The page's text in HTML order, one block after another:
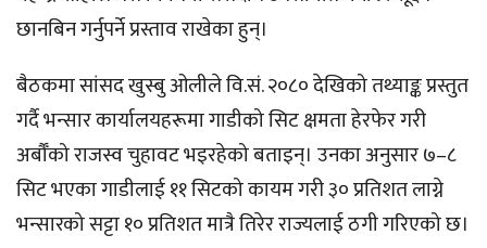
छानबिन गर्नुपर्ने प्रस्ताव राखेका हुन्।
बैठकमा सांसद खुस्बु ओलीले वि.सं. २०८० देखिको तथ्याङ्क प्रस्तुत
गर्दै भन्सार कार्यालयहरूमा गाडीको सिट क्षमता हेरफेर गरी
अर्बौँको राजस्व चुहावट भइरहेको बताइन्। उनका अनुसार ७–८
सिट भएका गाडीलाई ११ सिटको कायम गरी ३० प्रतिशत लाग्ने
भन्सारको सट्टा १० प्रतिशत मात्रै तिरेर राज्यलाई ठगी गरिएको छ।